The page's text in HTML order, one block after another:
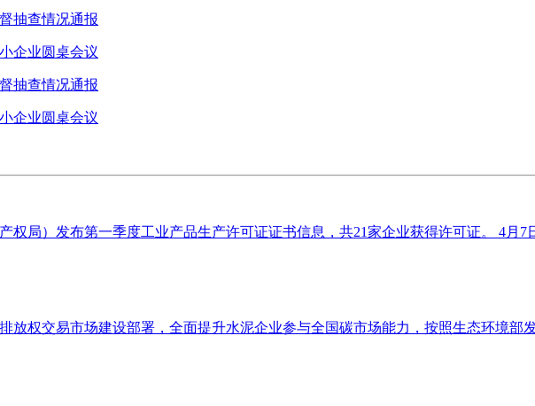
抽查情况通报
企业圆桌会议
抽查情况通报
企业圆桌会议
权局）发布第一季度工业产品生产许可证证书信息，共21家企业获得许可证。 4月7
放权交易市场建设部署，全面提升水泥企业参与全国碳市场能力，按照生态环境部